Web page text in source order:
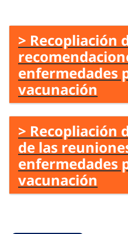
> Recopliación
enfermedades
vacunación
> Recopliación
de las
enfermedades
vacunación